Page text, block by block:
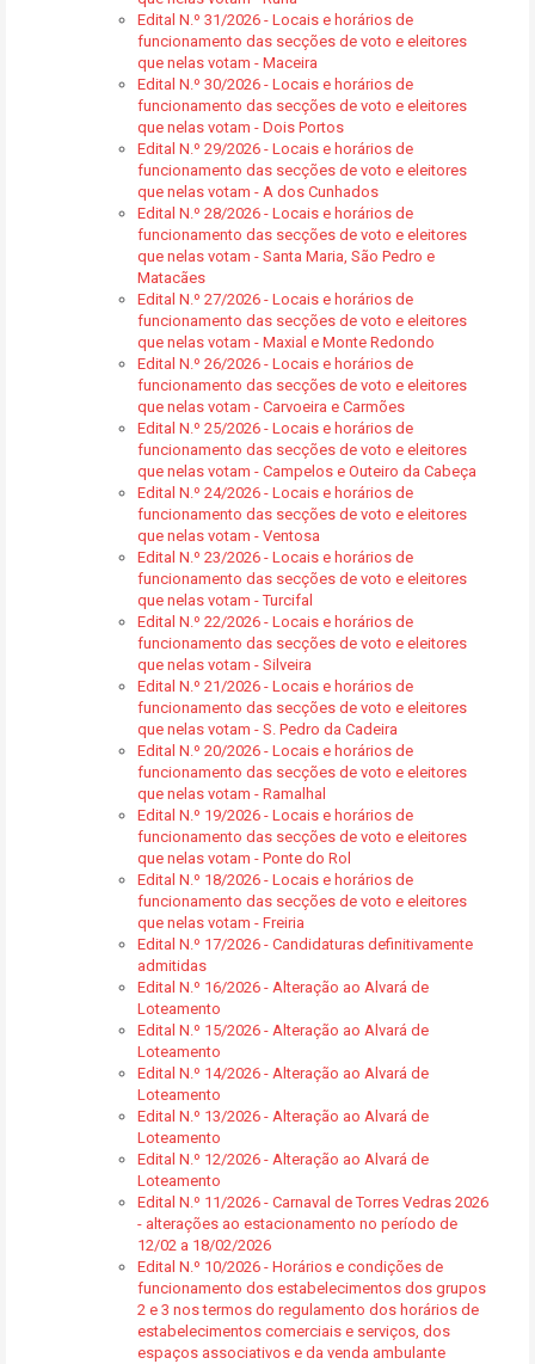
Edital N.º 31/2026 - Locais e horários de
funcionamento das secções de voto e eleitores
que nelas votam - Maceira
Edital N.º 30/2026 - Locais e horários de
funcionamento das secções de voto e eleitores
que nelas votam - Dois Portos
Edital N.º 29/2026 - Locais e horários de
funcionamento das secções de voto e eleitores
que nelas votam - A dos Cunhados
Edital N.º 28/2026 - Locais e horários de
funcionamento das secções de voto e eleitores
que nelas votam - Santa Maria, São Pedro e
Matacães
Edital N.º 27/2026 - Locais e horários de
funcionamento das secções de voto e eleitores
que nelas votam - Maxial e Monte Redondo
Edital N.º 26/2026 - Locais e horários de
funcionamento das secções de voto e eleitores
que nelas votam - Carvoeira e Carmões
Edital N.º 25/2026 - Locais e horários de
funcionamento das secções de voto e eleitores
que nelas votam - Campelos e Outeiro da Cabeça
Edital N.º 24/2026 - Locais e horários de
funcionamento das secções de voto e eleitores
que nelas votam - Ventosa
Edital N.º 23/2026 - Locais e horários de
funcionamento das secções de voto e eleitores
que nelas votam - Turcifal
Edital N.º 22/2026 - Locais e horários de
funcionamento das secções de voto e eleitores
que nelas votam - Silveira
Edital N.º 21/2026 - Locais e horários de
funcionamento das secções de voto e eleitores
que nelas votam - S. Pedro da Cadeira
Edital N.º 20/2026 - Locais e horários de
funcionamento das secções de voto e eleitores
que nelas votam - Ramalhal
Edital N.º 19/2026 - Locais e horários de
funcionamento das secções de voto e eleitores
que nelas votam - Ponte do Rol
Edital N.º 18/2026 - Locais e horários de
funcionamento das secções de voto e eleitores
que nelas votam - Freiria
Edital N.º 17/2026 - Candidaturas definitivamente
admitidas
Edital N.º 16/2026 - Alteração ao Alvará de
Loteamento
Edital N.º 15/2026 - Alteração ao Alvará de
Loteamento
Edital N.º 14/2026 - Alteração ao Alvará de
Loteamento
Edital N.º 13/2026 - Alteração ao Alvará de
Loteamento
Edital N.º 12/2026 - Alteração ao Alvará de
Loteamento
Edital N.º 11/2026 - Carnaval de Torres Vedras 2026
- alterações ao estacionamento no período de
12/02 a 18/02/2026
Edital N.º 10/2026 - Horários e condições de
funcionamento dos estabelecimentos dos grupos
2 e 3 nos termos do regulamento dos horários de
estabelecimentos comerciais e serviços, dos
espaços associativos e da venda ambulante